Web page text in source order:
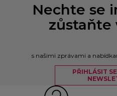
Nechte se
zůstaňte
s našimi zprávami a
PŘIHLÁSIT